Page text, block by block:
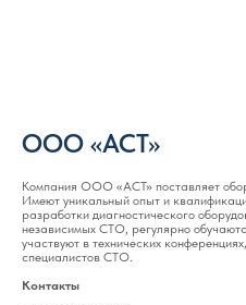
ООО «АСТ»
Компания ООО «АСТ» поставляет
Имеют уникальный опыт и
разработки диагностического
независимых СТО, регулярно
участвуют в технических
специалистов СТО.
Контакты